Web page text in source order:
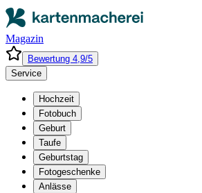
Magazin
Bewertung 4,9/5
Service
Hochzeit
Fotobuch
Geburt
Taufe
Geburtstag
Fotogeschenke
Anlässe